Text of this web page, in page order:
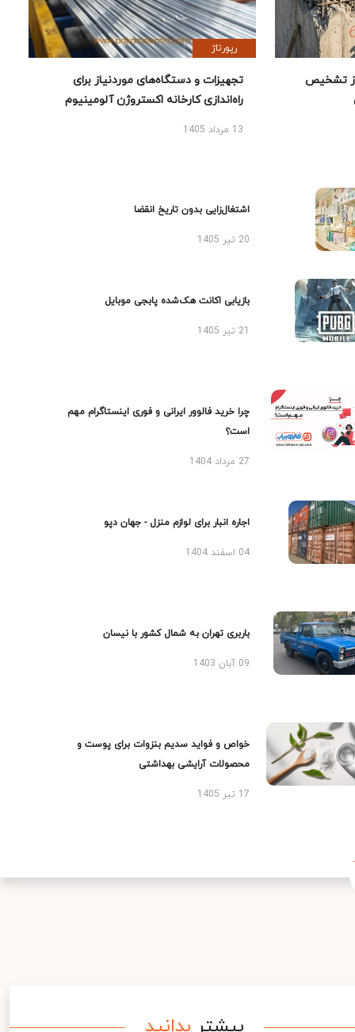
تشخیص
رپورتاژ
تجهیزات و دستگاه‌های موردنیاز برای
راه‌اندازی کارخانه اکستروژن آلومینیوم
13 مرداد 1405
اشتغال‌زایی بدون تاریخ انقضا
20 تیر 1405
بازیابی اکانت هک‌شده پابجی موبایل
چرا خرید فالوور ایرانی و فوری اینستاگرام مهم
است؟
27 مرداد 1404
اجاره انبار برای لوازم منزل - جهان دپو
04 اسفند 1404
باربری تهران به شمال کشور با نیسان
09 آبان 1403
خواص و فواید سدیم بنزوات برای پوست و
محصولات آرایشی بهداشتی
17 تیر 1405